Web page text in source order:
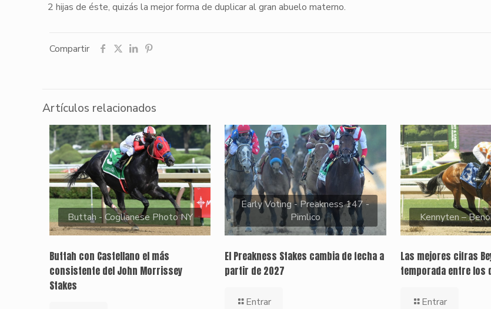
2 hijas de éste, quizás la mejor forma de duplicar al gran abuelo materno.
Compartir
Artículos relacionados
Buttah - Coglianese Photo NY
Buttah con Castellano el más
consistente del John Morrissey
Stakes
Early Voting - Preakness 147 -
Pimlico
El Preakness Stakes cambia de fecha a
partir de 2027
Entrar
Kennyten –
Las mejores cifras
temporada entre los
Entrar